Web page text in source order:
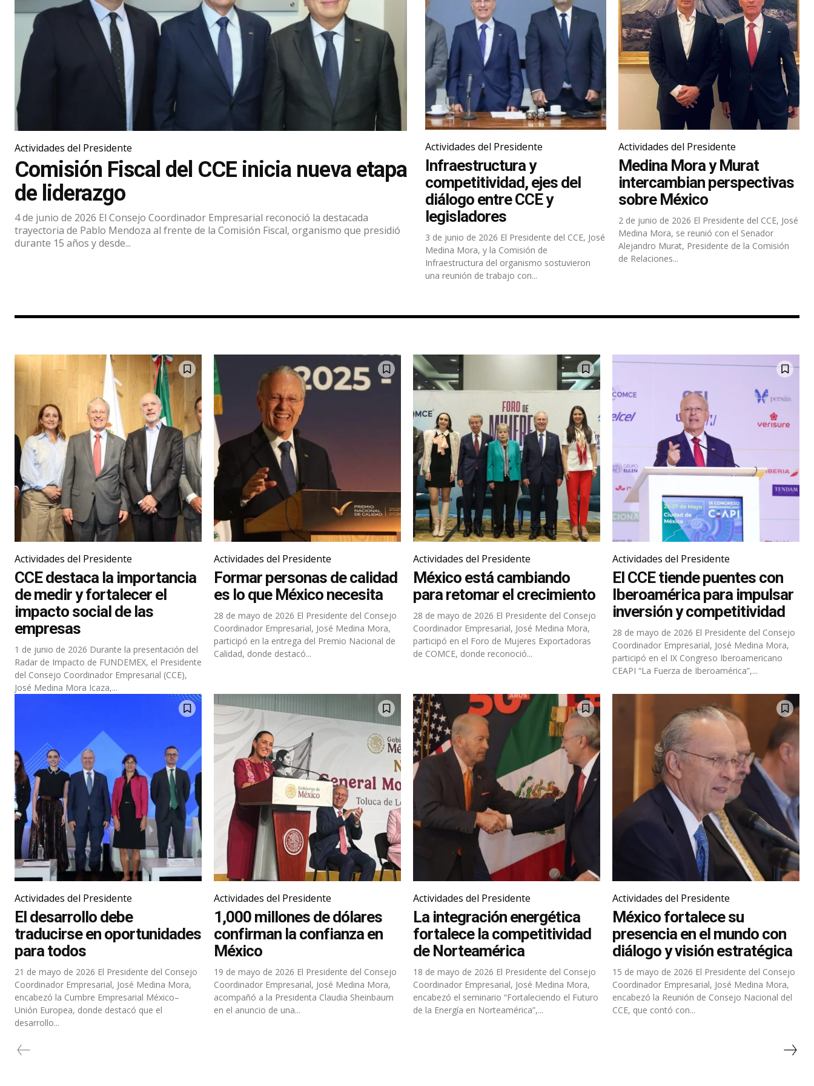
Actividades del Presidente
Comisión Fiscal del CCE inicia nueva etapa
de liderazgo
4 de junio de 2026 El Consejo Coordinador Empresarial reconoció la destacada
trayectoria de Pablo Mendoza al frente de la Comisión Fiscal, organismo que presidió
durante 15 años y desde...
Actividades del Presidente
Infraestructura y
competitividad, ejes del
diálogo entre CCE y
legisladores
3 de junio de 2026 El Presidente del CCE, José
Medina Mora, y la Comisión de
Infraestructura del organismo sostuvieron
una reunión de trabajo con...
Actividades del Presidente
Medina Mora y Murat
intercambian perspectivas
sobre México
2 de junio de 2026 El Presidente del CCE, José
Medina Mora, se reunió con el Senador
Alejandro Murat, Presidente de la Comisión
de Relaciones...
Actividades del Presidente
CCE destaca la importancia
de medir y fortalecer el
impacto social de las
empresas
1 de junio de 2026 Durante la presentación del
Radar de Impacto de FUNDEMEX, el Presidente
del Consejo Coordinador Empresarial (CCE),
José Medina Mora Icaza,...
Actividades del Presidente
Formar personas de calidad
es lo que México necesita
28 de mayo de 2026 El Presidente del Consejo
Coordinador Empresarial, José Medina Mora,
participó en la entrega del Premio Nacional de
Calidad, donde destacó...
Actividades del Presidente
México está cambiando
para retomar el crecimiento
28 de mayo de 2026 El Presidente del Consejo
Coordinador Empresarial, José Medina Mora,
participó en el Foro de Mujeres Exportadoras
de COMCE, donde reconoció...
Actividades del Presidente
El CCE tiende puentes con
Iberoamérica para impulsar
inversión y competitividad
28 de mayo de 2026 El Presidente del Consejo
Coordinador Empresarial, José Medina Mora,
participó en el IX Congreso Iberoamericano
CEAPI “La Fuerza de Iberoamérica”,...
Actividades del Presidente
El desarrollo debe
traducirse en oportunidades
para todos
21 de mayo de 2026 El Presidente del Consejo
Coordinador Empresarial, José Medina Mora,
encabezó la Cumbre Empresarial México–
Unión Europea, donde destacó que el
desarrollo...
Actividades del Presidente
1,000 millones de dólares
confirman la confianza en
México
19 de mayo de 2026 El Presidente del Consejo
Coordinador Empresarial, José Medina Mora,
acompañó a la Presidenta Claudia Sheinbaum
en el anuncio de una...
Actividades del Presidente
La integración energética
fortalece la competitividad
de Norteamérica
18 de mayo de 2026 El Presidente del Consejo
Coordinador Empresarial, José Medina Mora,
encabezó el seminario “Fortaleciendo el Futuro
de la Energía en Norteamérica”,...
Actividades del Presidente
México fortalece su
presencia en el mundo con
diálogo y visión estratégica
15 de mayo de 2026 El Presidente del Consejo
Coordinador Empresarial, José Medina Mora,
encabezó la Reunión de Consejo Nacional del
CCE, que contó con...